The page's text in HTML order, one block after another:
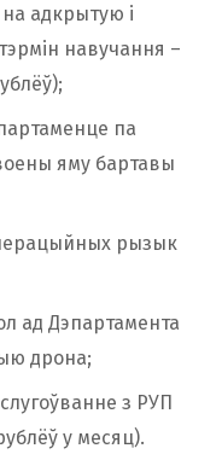
адкрытую і
навучання –
па
яму бартавы
рызык
ад Дэпартамента
дрона;
з РУП
у месяц).